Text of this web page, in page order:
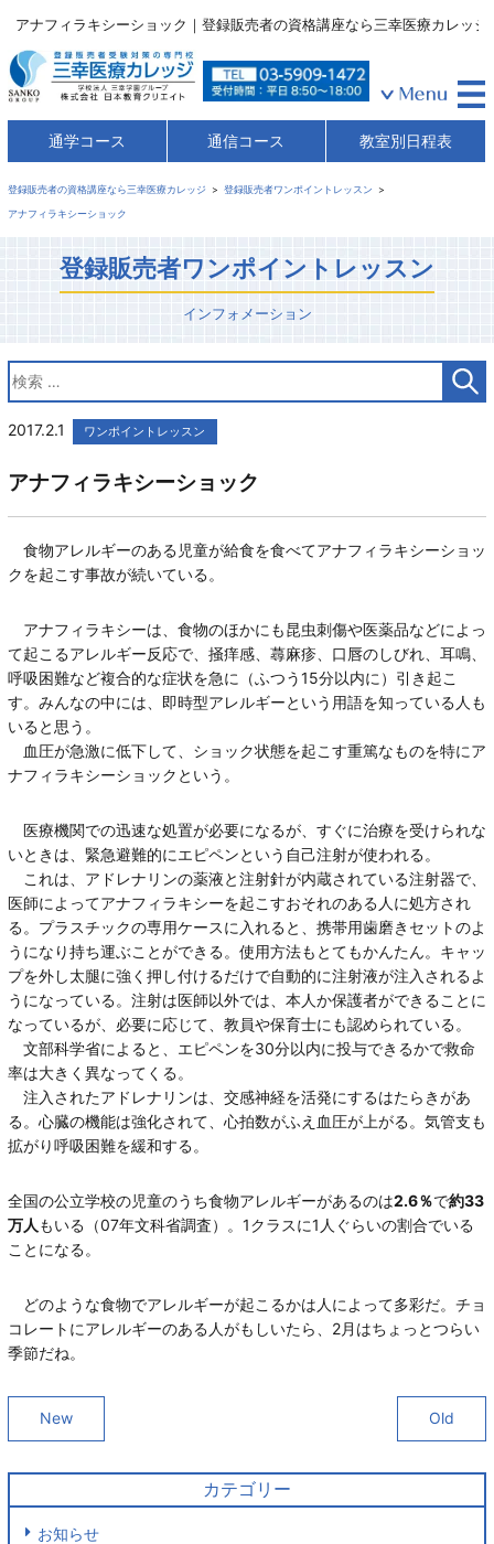
アナフィラキシーショック｜登録販売者の資格講座なら三幸医療カレッジ
通学コース 通信コース 教室別日程表
登録販売者の資格講座なら三幸医療カレッジ
登録販売者ワンポイントレッスン
アナフィラキシーショック
登録販売者ワンポイントレッスン
インフォメーション
2017.2.1 ワンポイントレッスン
アナフィラキシーショック
食物アレルギーのある児童が給食を食べてアナフィラキシーショッ
クを起こす事故が続いている。
アナフィラキシーは、食物のほかにも昆虫刺傷や医薬品などによっ
て起こるアレルギー反応で、掻痒感、蕁麻疹、口唇のしびれ、耳鳴、
呼吸困難など複合的な症状を急に（ふつう15分以内に）引き起こ
す。みんなの中には、即時型アレルギーという用語を知っている人も
いると思う。
血圧が急激に低下して、ショック状態を起こす重篤なものを特にア
ナフィラキシーショックという。
医療機関での迅速な処置が必要になるが、すぐに治療を受けられな
いときは、緊急避難的にエピペンという自己注射が使われる。
これは、アドレナリンの薬液と注射針が内蔵されている注射器で、
医師によってアナフィラキシーを起こすおそれのある人に処方され
る。プラスチックの専用ケースに入れると、携帯用歯磨きセットのよ
うになり持ち運ぶことができる。使用方法もとてもかんたん。キャッ
プを外し太腿に強く押し付けるだけで自動的に注射液が注入されるよ
うになっている。注射は医師以外では、本人か保護者ができることに
なっているが、必要に応じて、教員や保育士にも認められている。
文部科学省によると、エピペンを30分以内に投与できるかで救命
率は大きく異なってくる。
注入されたアドレナリンは、交感神経を活発にするはたらきがあ
る。心臓の機能は強化されて、心拍数がふえ血圧が上がる。気管支も
拡がり呼吸困難を緩和する。
全国の公立学校の児童のうち食物アレルギーがあるのは2.6％で約33
万人 もいる（07年文科省調査）。1クラスに1人ぐらいの割合でいる
ことになる。
どのような食物でアレルギーが起こるかは人によって多彩だ。チョ
コレートにアレルギーのある人がもしいたら、2月はちょっとつらい
季節だね。
New Old
カテゴリー
お知らせ